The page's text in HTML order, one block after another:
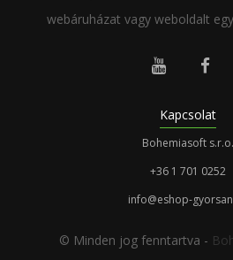
webáruházat vagy weboldalt
 
Kapcsolat
Bohemiasoft s.r.o.
+36 1 701 0252
info@eshop-
© Minden jog fenntartva -